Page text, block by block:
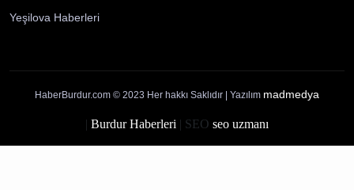
Çerez Politikası
Çavdır Haberleri Çeltikçi Haberleri